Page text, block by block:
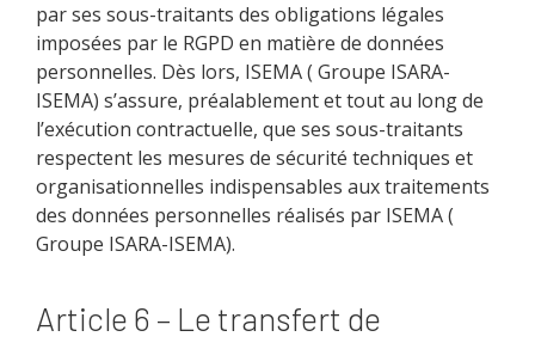
par ses sous-traitants des obligations légales
imposées par le RGPD en matière de données
personnelles. Dès lors, ISEMA ( Groupe ISARA-
ISEMA) s’assure, préalablement et tout au long de
l’exécution contractuelle, que ses sous-traitants
respectent les mesures de sécurité techniques et
organisationnelles indispensables aux traitements
des données personnelles réalisés par ISEMA (
Groupe ISARA-ISEMA).
Article 6 – Le transfert de